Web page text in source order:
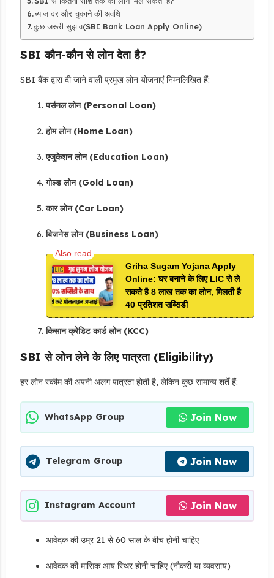
ब्याज दर और चुकाने की अवधि
कुछ जरूरी सुझाव(SBI Bank Loan Apply Online)
SBI कौन-कौन से लोन देता है?
SBI बैंक द्वारा दी जाने वाली प्रमुख लोन योजनाएं निम्नलिखित हैं:
पर्सनल लोन (Personal Loan)
होम लोन (Home Loan)
एजुकेशन लोन (Education Loan)
गोल्ड लोन (Gold Loan)
कार लोन (Car Loan)
बिजनेस लोन (Business Loan)
Griha Sugam Yojana Apply
Online: घर बनाने के लिए LIC से ले
सकते है 8 लाख तक का लोन, मिलती है
40 प्रतिशत सब्सिडी
किसान क्रेडिट कार्ड लोन (KCC)
SBI से लोन लेने के लिए पात्रता (Eligibility)
हर लोन स्कीम की अपनी अलग पात्रता होती है, लेकिन कुछ सामान्य शर्तें हैं:
WhatsApp Group Join Now
Telegram Group Join Now
Instagram Account Join Now
आवेदक की उम्र 21 से 60 साल के बीच होनी चाहिए
आवेदक की मासिक आय स्थिर होनी चाहिए (नौकरी या व्यवसाय)